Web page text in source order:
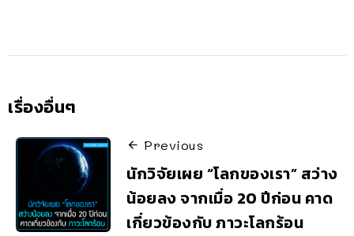
เรื่องอื่นๆ
Previous
นักวิจัยเผย “โลกของเรา” สว่าง
น้อยลง จากเมื่อ 20 ปีก่อน คาด
เกี่ยวข้องกับ ภาวะโลกร้อน